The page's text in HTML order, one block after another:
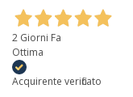
2 Giorni Fa
Ottima
Acquirente verificato